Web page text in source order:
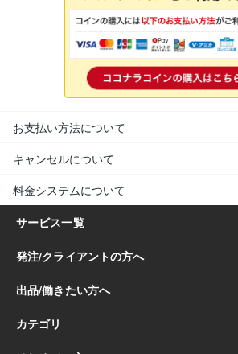
お支払い方法について
キャンセルについて
料金システムについて